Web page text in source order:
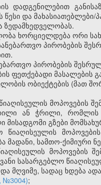
დადგენილებით
წესი და
ზედამხედველობას.
ხორციელდება ორი
სანებართვო პირობების
პირობების
ფეთქებადი მასალების
ობიექტების (მათ
მოპოვების
ან ჭრილი,
მისადგომი გზები
მადანი, სამთო-ქიმიური
მოპოვების
სასარგებლო
მღვიმე, სადაც ხდება
№3004);